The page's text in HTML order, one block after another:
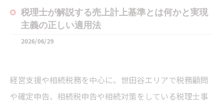
税理士が解説する売上計上基準とは何かと実現
主義の正しい適用法
2026/06/29
経営支援や相続税務を中心に、世田谷エリアで税務顧問
や確定申告、相続税申告や相続対策をしている税理士事